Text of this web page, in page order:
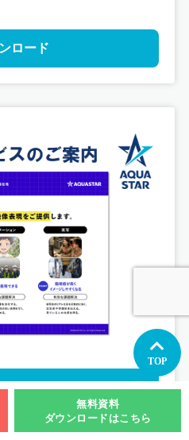
無料資料
ダウンロードはこちら
グラフィックデザイン
ルコンテンツ制作
ロード
ロード
TOP